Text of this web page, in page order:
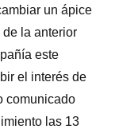
un ápice
la anterior
este
el interés de
comunicado
las 13